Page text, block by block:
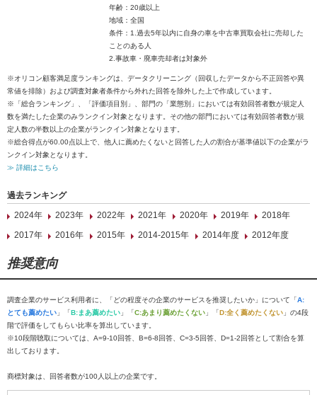
年齢：20歳以上
地域：全国
条件：1.過去5年以内に自身の車を中古車買取会社に売却した
ことのある人
2.事故車・廃車売却者は対象外
※オリコン顧客満足度ランキングは、データクリーニング（回収したデータから不正回答や異
常値を排除）および調査対象者条件から外れた回答を除外した上で作成しています。
※「総合ランキング」、「評価項目別」、部門の「業態別」においては有効回答者数が規定人
数を満たした企業のみランクイン対象となります。その他の部門においては有効回答者数が規
定人数の半数以上の企業がランクイン対象となります。
※総合得点が60.00点以上で、他人に薦めたくないと回答した人の割合が基準値以下の企業がラ
ンクイン対象となります。
≫ 詳細はこちら
過去ランキング
2024年
2023年 2022年 2021年 2020年 2019年
2018年
2017年
2016年 2015年 2014-2015年 2014年度 2012年度
推奨意向
調査企業のサービス利用者に、「どの程度その企業のサービスを推奨したいか」について「A:
とても薦めたい 」「B:まあ薦めたい 」「C:あまり薦めたくない 」「D:全く薦めたくない 」の4段
階で評価をしてもらい比率を算出しています。
※10段階聴取については、A=9-10回答、B=6-8回答、C=3-5回答、D=1-2回答として割合を算
出しております。
商標対象は、回答者数が100人以上の企業です。